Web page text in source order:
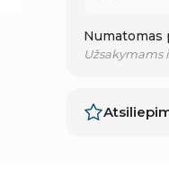
Numatomas
Užsakymams